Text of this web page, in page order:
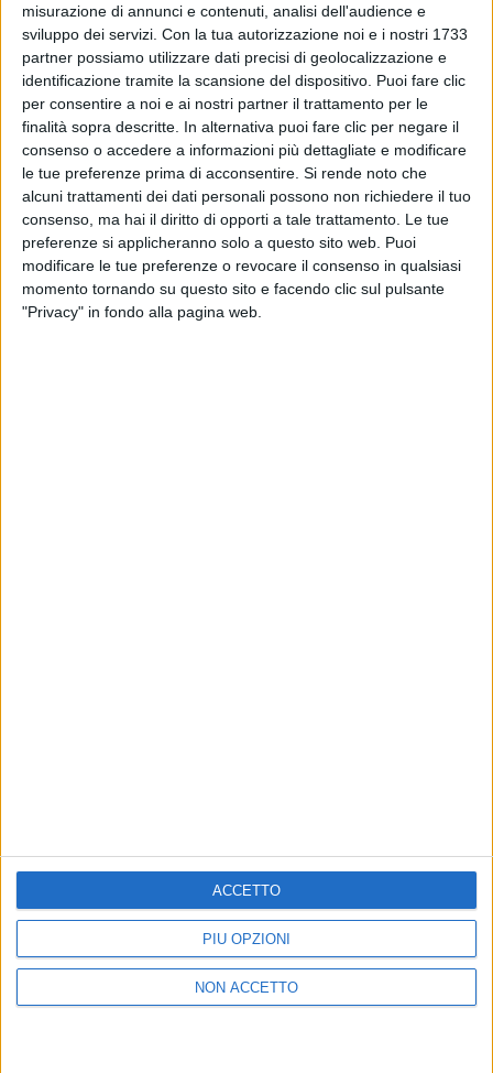
misurazione di annunci e contenuti, analisi dell'audience e
sviluppo dei servizi. Con la tua autorizzazione noi e i nostri 1733
partner possiamo utilizzare dati precisi di geolocalizzazione e
identificazione tramite la scansione del dispositivo. Puoi fare clic
per consentire a noi e ai nostri partner il trattamento per le
finalità sopra descritte. In alternativa puoi fare clic per negare il
consenso o accedere a informazioni più dettagliate e modificare
le tue preferenze prima di acconsentire. Si rende noto che
alcuni trattamenti dei dati personali possono non richiedere il tuo
consenso, ma hai il diritto di opporti a tale trattamento. Le tue
preferenze si applicheranno solo a questo sito web. Puoi
modificare le tue preferenze o revocare il consenso in qualsiasi
momento tornando su questo sito e facendo clic sul pulsante
"Privacy" in fondo alla pagina web.
PIÙ OPZIONI
NON ACCETTO
ACCETTO
WORLD TOUR PREMIÈRE SIVIGLIA
9FOTO
Pubblicita' Regolamenti